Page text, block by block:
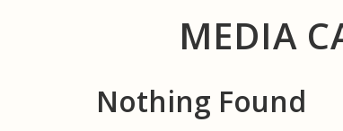
MEDIA
Nothing Found